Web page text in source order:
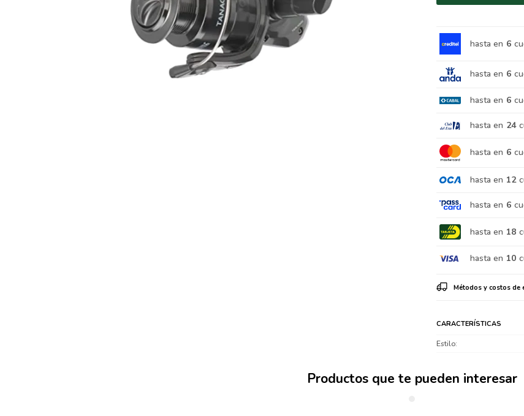
hasta en 6
hasta en 6
hasta en 6
hasta en 24
hasta en 6
hasta en 12
hasta en 6
hasta en 18
hasta en 10
Métodos y costos de
CARACTERÍSTICAS
Estilo
Productos que te pueden interesar